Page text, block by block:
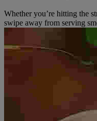
Whether you’re hitting the
swipe away from serving